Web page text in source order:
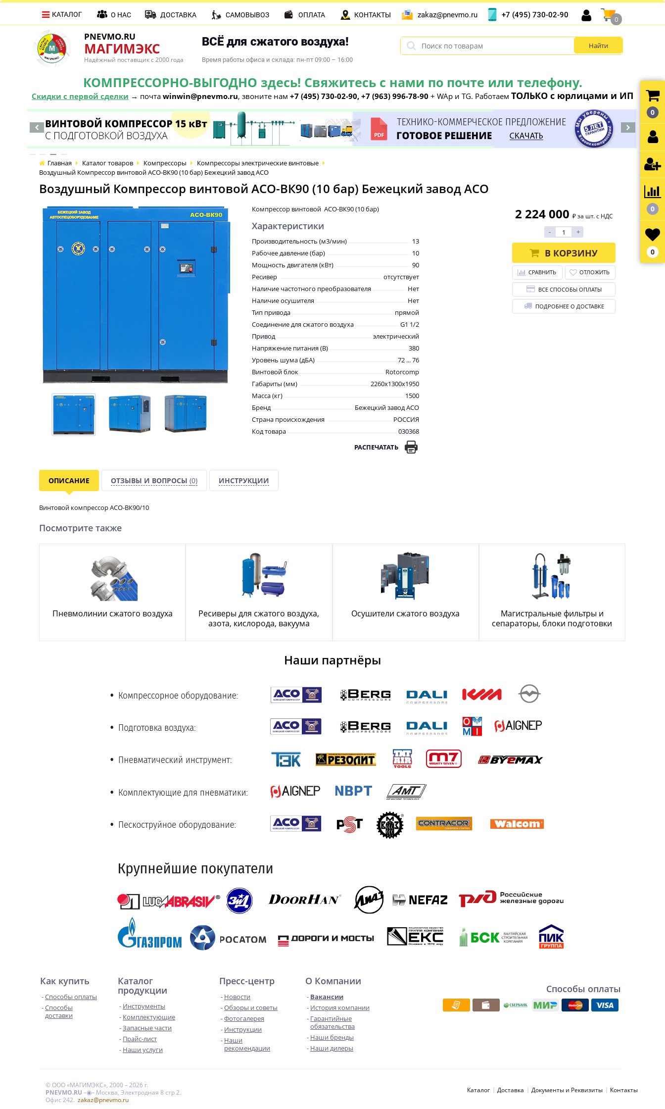
PNEVMO.RU
МАГИМЭКС
Надёжный поставщик с 2000 года
ВСЁ для сжатого воздуха!
Время работы офиса и склада: пн-пт 09:00 – 16:00
КОМПРЕССОРНО-ВЫГОДНО здесь! Свяжитесь с нами по почте или телефону.
Скидки с первой сделки → почта winwin@pnevmo.ru, звоните нам +7 (495) 730-02-90, +7 (963) 996-78-90 + WAp и TG. Работаем ТОЛЬКО с юрлицами и ИП
КАТАЛОГ О НАС ДОСТАВКА САМОВЫВОЗ ОПЛАТА КОНТАКТЫ zakaz@pnevmo.ru +7 (495) 730-02-90
0
Главная Каталог товаров Компрессоры
Компрессоры электрические винтовые
Воздушный Компрессор винтовой АСО-ВК90 (10 бар) Бежецкий завод АСО
Воздушный Компрессор винтовой АСО-ВК90 (10 бар) Бежецкий завод АСО
Компрессор винтовой АСО-ВК90 (10 бар)
Характеристики
Производительность (м3/мин)
13
Рабочее давление (бар)
10
Мощность двигателя (кВт)
90
Ресивер
отсутствует
Наличие частотного преобразователя
Нет
Наличие осушителя
Нет
Тип привода
прямой
Соединение для сжатого воздуха
G1 1/2
Привод
электрический
Напряжение питания (В)
380
Уровень шума (дБА)
72 ... 76
Винтовой блок
Rotorcomp
Габариты (мм)
2260x1300x1950
Масса (кг)
1500
Бренд
Бежецкий завод АСО
Страна происхождения
РОССИЯ
Код товара
030368
РАСПЕЧАТАТЬ
2 224 000 ₽ за шт. с НДС
- +
В КОРЗИНУ
СРАВНИТЬ ОТЛОЖИТЬ
ВСЕ СПОСОБЫ ОПЛАТЫ
ПОДРОБНЕЕ О ДОСТАВКЕ
ОПИСАНИЕ ОТЗЫВЫ И ВОПРОСЫ (0) ИНСТРУКЦИИ
Винтовой компрессор АСО-ВК90/10
Посмотрите также
Пневмолинии сжатого воздуха
Ресиверы для сжатого воздуха,
азота, кислорода, вакуума
Осушители сжатого воздуха
Магистральные фильтры и
сепараторы, блоки подготовки
Наши партнёры
Как купить
Способы оплаты
Способы
доставки
Каталог
продукции
Инструменты
Комплектующие
Запасные части
Прайс-лист
Наши услуги
Пресс-центр
Новости
Обзоры и советы
Фотогалерея
Инструкции
Наши
рекомендации
О Компании
Вакансии
История компании
Гарантийные
обязательства
Наши бренды
Наши дилеры
Способы оплаты
© ООО «МАГИМЭКС», 2000 – 2026 г.
PNEVMO.RU –◉– Москва, Электродная 8 стр 2.
Офис 242. zakaz@pnevmo.ru
Каталог Доставка Документы и Реквизиты Контакты
0
0
0